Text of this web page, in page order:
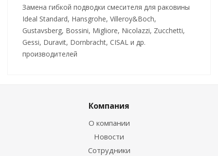
Замена гибкой подводки смесителя для раковины
Ideal Standard, Hansgrohe, Villeroy&Boch,
Gustavsberg, Bossini, Migliore, Nicolazzi, Zucchetti,
Gessi, Duravit, Dornbracht, CISAL и др.
производителей
Компания
О компании
Новости
Сотрудники